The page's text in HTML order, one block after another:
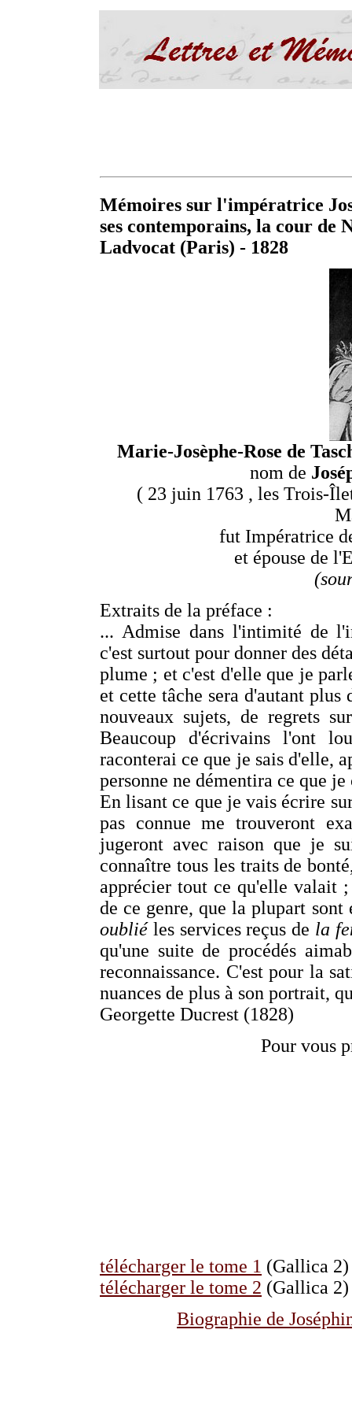
Mémoires sur l'impératrice
ses contemporains, la cour de
Ladvocat (Paris) - 1828
Marie-Josèphe-Rose de
nom de
( 23 juin 1763 , les Trois-
fut Impératrice
et épouse de
Extraits de la préface :
... Admise dans l'intimité de
c'est surtout pour donner des
plume ; et c'est d'elle que je
et cette tâche sera d'autant plus
nouveaux sujets, de regrets
Beaucoup d'écrivains l'ont
raconterai ce que je sais d'elle,
personne ne démentira ce que
En lisant ce que je vais écrire
pas connue me trouveront
jugeront avec raison que je
connaître tous les traits de
apprécier tout ce qu'elle valait
de ce genre, que la plupart
oubliéles services reçus de la
qu'une suite de procédés
reconnaissance. C'est pour la
nuances de plus à son portrait,
Georgette Ducrest (1828)
Pour vous
télécharger le tome 1 (Gallica 2)
télécharger le tome 2 (Gallica 2)
Biographie de